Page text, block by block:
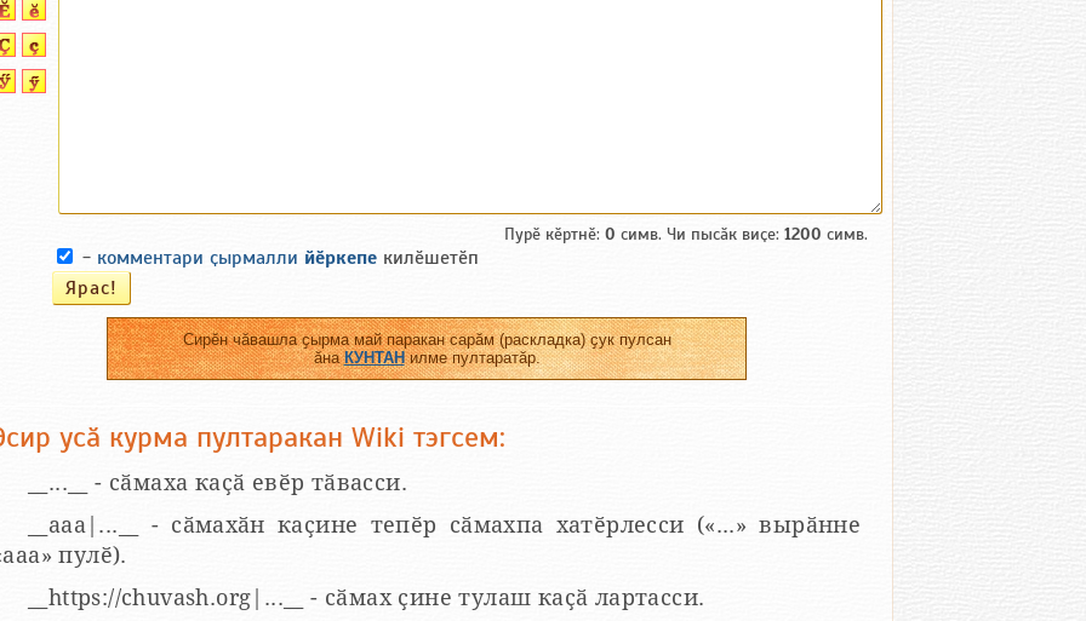
Пурӗ кӗртнӗ: 0 симв. Чи пысӑк виҫе: 1200 симв.
- комментари ҫырмалли йӗркепе килӗшетӗп
Сирӗн чӑвашла ҫырма май паракан сарӑм (раскладка) ҫук пулсан
ӑнаКУНТАНилме пултаратӑр.
усӑ курма пултаракан Wiki тэгсем:
__...__ - сӑмаха каҫӑ евӗр тӑвасси.
__aaa|...__ - сӑмахӑн каҫине тепӗр сӑмахпа хатӗрлесси («...» вырӑнне
пулӗ).
__https://chuvash.org|...__ - сӑмах ҫине тулаш каҫӑ лартасси.